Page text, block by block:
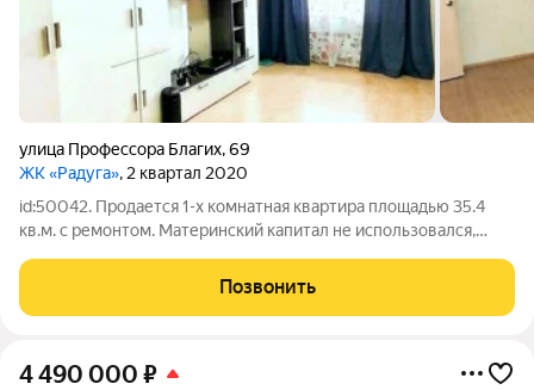
улица Профессора Благих,69
ЖК «Радуга», 2 квартал 2020
id:50042. Продается 1-х комнатная квартира площадью 35.4
кв.м. с ремонтом. Материнский капитал не использовался,
кв.м., кухня 9 кв.м, комната 16 кв.м. Лоджия большая,
застекленная, с видом во
Позвонить
4 490 000 ₽